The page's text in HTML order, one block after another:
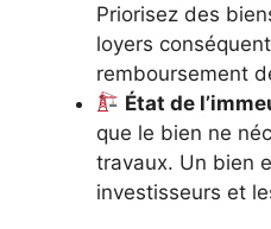
Priorisez des
loyers
remboursement
État de
que le bien ne
travaux. Un bien
investisseurs et